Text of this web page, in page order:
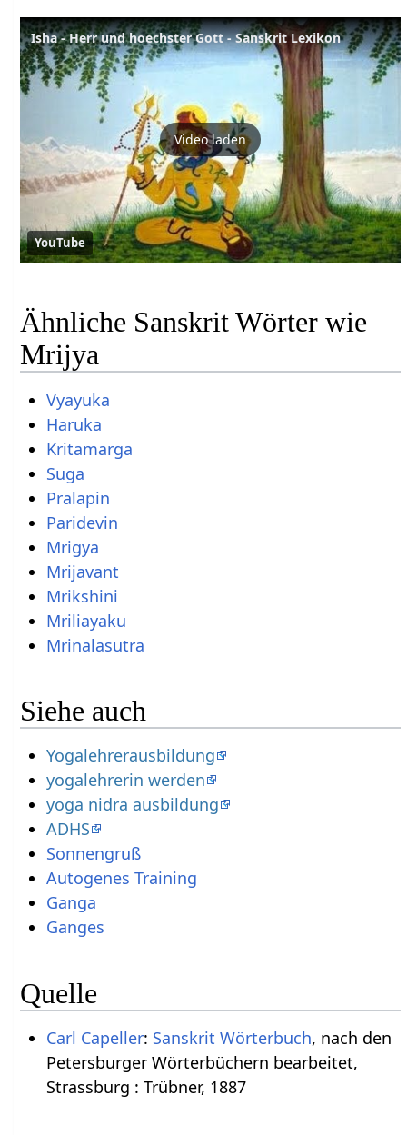
Isha - Herr und hoechster Gott - Sanskrit Lexikon
Video laden
YouTube
Ähnliche Sanskrit Wörter wie
Mrijya
Vyayuka
Haruka
Kritamarga
Suga
Pralapin
Paridevin
Mrigya
Mrijavant
Mrikshini
Mriliayaku
Mrinalasutra
Siehe auch
Yogalehrerausbildung
yogalehrerin werden
yoga nidra ausbildung
ADHS
Sonnengruß
Autogenes Training
Ganga
Ganges
Quelle
Carl Capeller: Sanskrit Wörterbuch, nach den
Petersburger Wörterbüchern bearbeitet,
Strassburg : Trübner, 1887